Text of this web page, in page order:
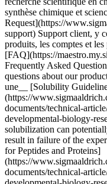
synthèse chimique et
Request](https://
support) Support client, y
produits, les comptes et
[FAQ](https://
Frequently Asked
questions about our
une__ [Solubility
(https://
documents/technical-
developmental-biology-
solubilization can
result in failure of the
for Peptides and Proteins]
(https://
documents/technical-